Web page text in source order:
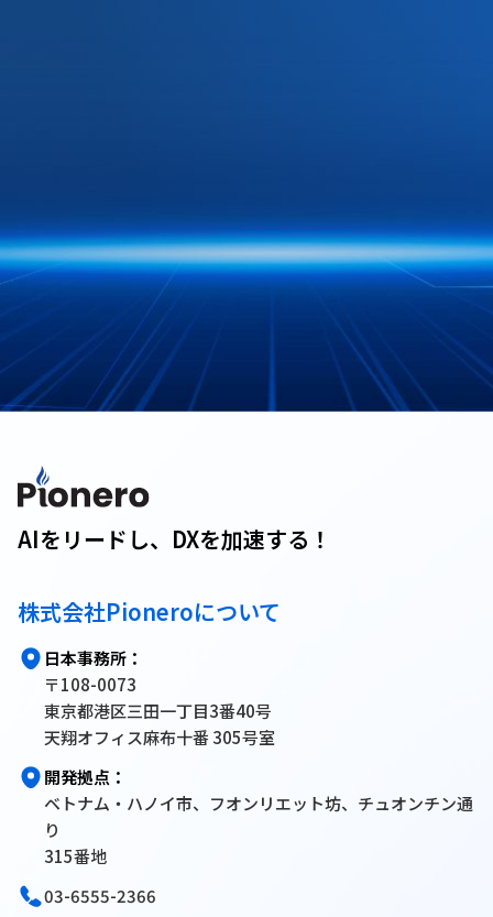
AIをリードし、DXを加速する！
株式会社Pioneroについて
日本事務所：
〒108-0073
東京都港区三田一丁目3番40号
天翔オフィス麻布十番 305号室
開発拠点：
ベトナム・ハノイ市、フオンリエット坊、チュオンチン通
り
315番地
03-6555-2366